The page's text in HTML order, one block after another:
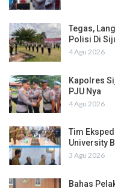
Tegas,
Polisi Di
4 Agu 2026
Kapolres
PJU Nya
4 Agu 2026
Tim
University
3 Agu 2026
Bahas